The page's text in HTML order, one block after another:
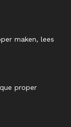
maken, lees
proper